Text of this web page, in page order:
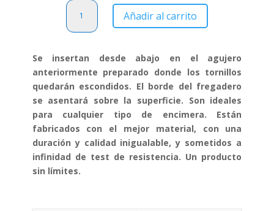
Fregadero
Teka
STYLO
cantidad
Añadir al carrito
Se insertan desde abajo en el agujero
anteriormente preparado donde los tornillos
quedarán escondidos. El borde del fregadero
se asentará sobre la superficie. Son ideales
para cualquier tipo de encimera. Están
fabricados con el mejor material, con una
duración y calidad inigualable, y sometidos a
infinidad de test de resistencia. Un producto
sin límites.